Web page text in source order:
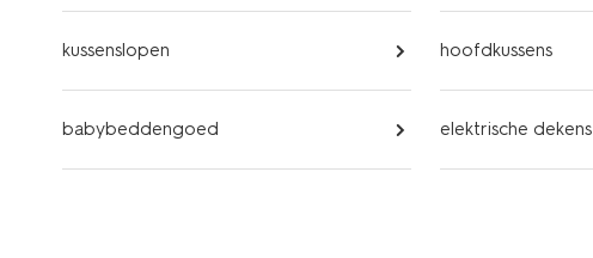
kussenslopen hoofdkussens
babybeddengoed elektrische dekens